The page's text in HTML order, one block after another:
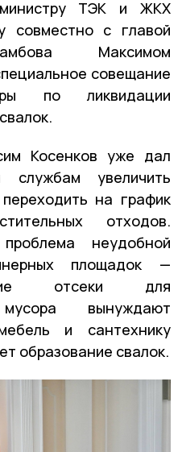
министру ТЭК и ЖКХ
совместно с главой
Максимом
совещание
по ликвидации
Косенков уже дал
службам увеличить
на график
отходов.
неудобной
площадок —
отсеки для
мусора вынуждают
и сантехнику
образование свалок.